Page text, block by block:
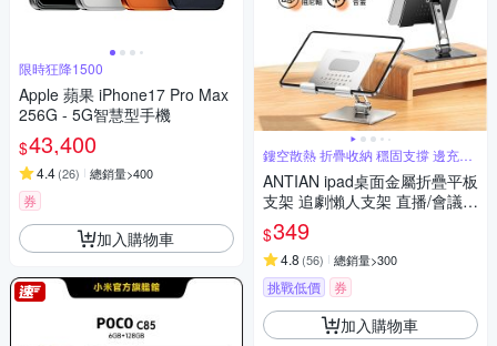
限時狂降1500
Apple 蘋果 iPhone17 Pro Max
256G - 5G智慧型手機
$43,400
4.4(26) 總銷量>400
券
加入購物車
鏤空散熱 折疊收納 穩固支撐 邊充電
玩
ANTIAN ipad桌面金屬折疊平板
支架 追劇懶人支架 直播/會議
平板架 手機支架 交換禮物
$349
4.8 (56) 總銷量>300
挑戰低價 券
加入購物車